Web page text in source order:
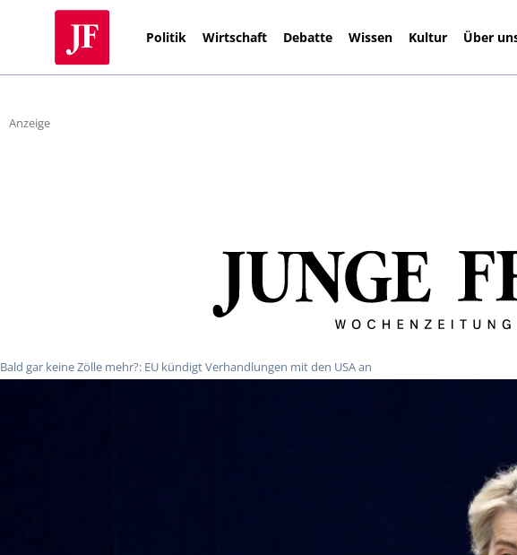
Politik Wirtschaft Debatte Wissen Kultur Über
Anzeige
Bald gar keine Zölle mehr?: EU kündigt Verhandlungen mit den USA an